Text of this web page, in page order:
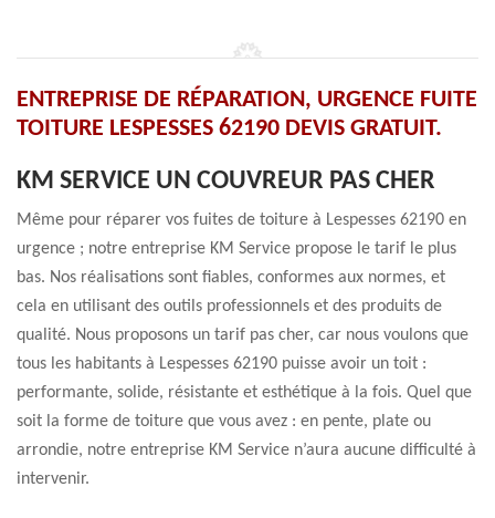
ENTREPRISE DE RÉPARATION, URGENCE FUITE
TOITURE LESPESSES 62190 DEVIS GRATUIT.
KM SERVICE UN COUVREUR PAS CHER
Même pour réparer vos fuites de toiture à Lespesses 62190 en
urgence ; notre entreprise KM Service propose le tarif le plus
bas. Nos réalisations sont fiables, conformes aux normes, et
cela en utilisant des outils professionnels et des produits de
qualité. Nous proposons un tarif pas cher, car nous voulons que
tous les habitants à Lespesses 62190 puisse avoir un toit :
performante, solide, résistante et esthétique à la fois. Quel que
soit la forme de toiture que vous avez : en pente, plate ou
arrondie, notre entreprise KM Service n’aura aucune difficulté à
intervenir.